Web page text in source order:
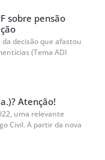
sobre pensão
da decisão que afastou
(Tema ADI
Atenção!
uma relevante
Civil. A partir da nova